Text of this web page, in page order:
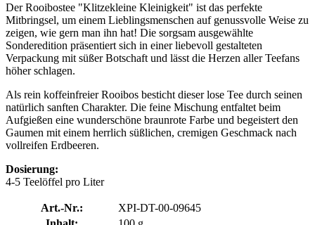
Der Rooibostee "Klitzekleine Kleinigkeit" ist das perfekte
Mitbringsel, um einem Lieblingsmenschen auf genussvolle Weise zu
zeigen, wie gern man ihn hat! Die sorgsam ausgewählte
Sonderedition präsentiert sich in einer liebevoll gestalteten
Verpackung mit süßer Botschaft und lässt die Herzen aller Teefans
höher schlagen.
Als rein koffeinfreier Rooibos besticht dieser lose Tee durch seinen
natürlich sanften Charakter. Die feine Mischung entfaltet beim
Aufgießen eine wunderschöne braunrote Farbe und begeistert den
Gaumen mit einem herrlich süßlichen, cremigen Geschmack nach
vollreifen Erdbeeren.
Dosierung:
4-5 Teelöffel pro Liter
Art.-Nr.:
XPI-DT-00-09645